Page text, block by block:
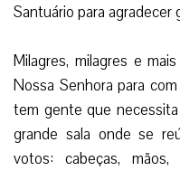
Santuário para agradecer
Milagres, milagres e
Nossa Senhora para
tem gente que
grande sala onde se
votos: cabeças,